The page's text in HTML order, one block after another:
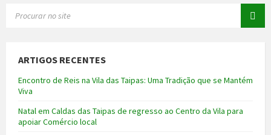
ARTIGOS RECENTES
Encontro de Reis na Vila das Taipas: Uma Tradição que se Mantém
Viva
Natal em Caldas das Taipas de regresso ao Centro da Vila para
apoiar Comércio local